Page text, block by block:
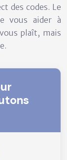
des codes. Le
vous aider à
plaît, mais